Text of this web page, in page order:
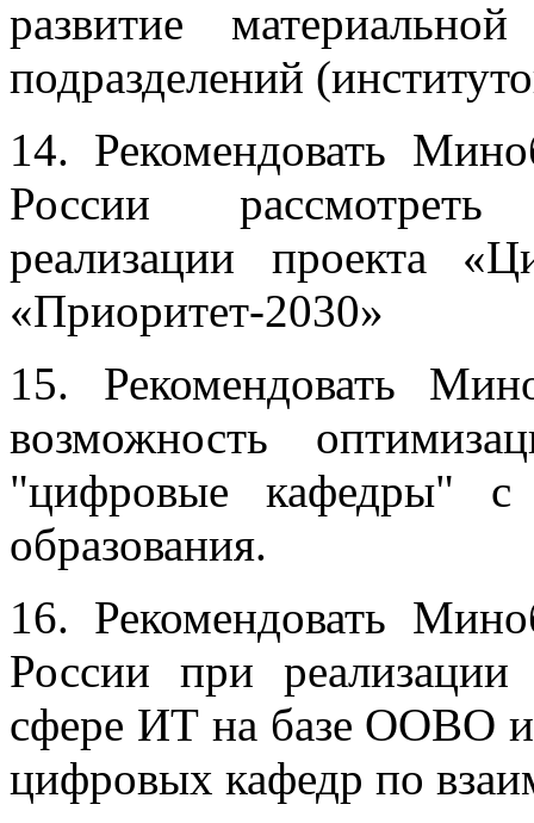
развитие
подразделений
14. Рекомендовать
России
реализации проекта
«Приоритет-2030»
15. Рекомендовать
возможность
"цифровые кафедры" с
образования.
16. Рекомендовать
России при
сфере ИТ на базе ООВО
цифровых кафедр по